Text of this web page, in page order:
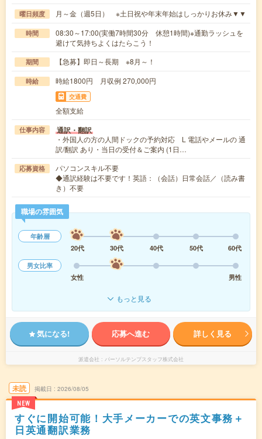
曜日頻度 月～金（週5日） ※土日祝や年末年始はしっかりお休み▼▼
時間
08:30～17:00(実働7時間30分 休憩1時間)※通勤ラッシュを
避けて気持ちよくはたらこう！
期間 【急募】即日～長期 ※8月～！
時給 時給1800円 月収例 270,000円
交通費
全額支給
仕事内容 通訳・翻訳
・外国人の方の人間ドックの予約対応 L 電話やメールの 通
訳/翻訳 あり・当日の受付＆ご案内 (1日…
応募資格
パソコンスキル不要
◆通訳経験は不要です！英語：（会話）日常会話／（読み書
き）不要
職場の雰囲気
年齢層
20代
30代 40代 50代
60代
男女比率
女性
男性
もっと見る
気になる! 応募へ進む 詳しく見る
派遣会社 パーソルテンプスタッフ株式会社
未読
NEW
掲載日 2026/08/05
すぐに開始可能！大手メーカーでの英文事務＋
日英通翻訳業務